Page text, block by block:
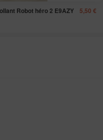
Robot héro 2 E9AZY 5,50 €